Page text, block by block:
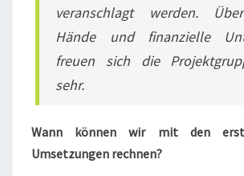
veranschlagt werden.
Hände und finanzielle
freuen sich die
sehr.
Wann können wir mit den
Umsetzungen rechnen?